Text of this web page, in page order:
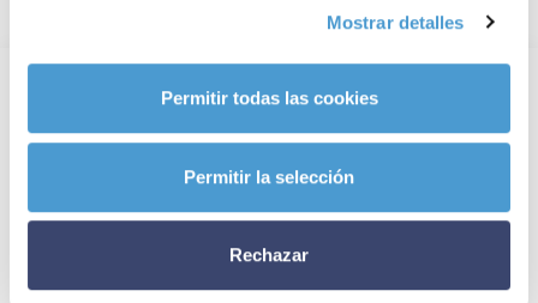
Mostrar detalles
Permitir todas las cookies
Permitir la selección
Rechazar